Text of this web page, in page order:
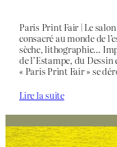
Paris Print Fair | Le
consacré au monde de
sèche, lithographie…
de l’Estampe, du
« Paris Print Fair » se
Lire la suite